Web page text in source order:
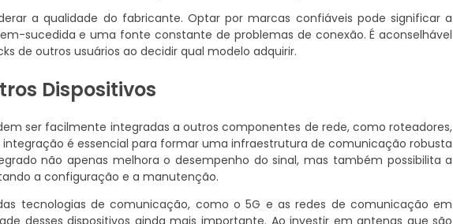
a qualidade do fabricante. Optar por marcas confiáveis pode significar a
sucedida e uma fonte constante de problemas de conexão. É aconselhável
de outros usuários ao decidir qual modelo adquirir.
Dispositivos
ser facilmente integradas a outros componentes de rede, como roteadores,
integração é essencial para formar uma infraestrutura de comunicação robusta
não apenas melhora o desempenho do sinal, mas também possibilita a
a configuração e a manutenção.
tecnologias de comunicação, como o 5G e as redes de comunicação em
desses dispositivos ainda mais importante. Ao investir em antenas que são